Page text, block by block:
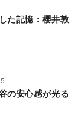
た記憶：櫻井敦
の安心感が光る